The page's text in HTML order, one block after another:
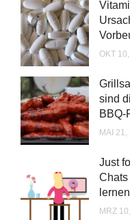
OKT
sind
BBQ-
MAI 21,
Just
lernen
MRZ